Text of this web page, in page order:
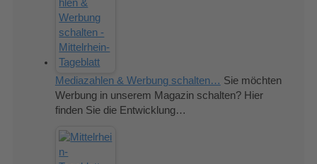
Mediazahlen & Werbung schalten… Sie möchten
Werbung in unserem Magazin schalten? Hier
finden Sie die Entwicklung…